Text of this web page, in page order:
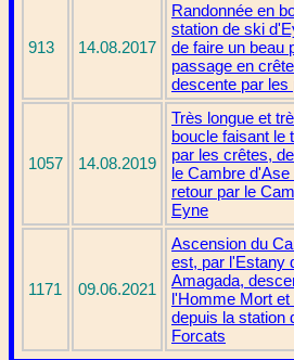
913 14.08.2017
Randonnée en
station de ski
de faire un beau
passage en
descente par
1057 14.08.2019
Très longue et
boucle faisant le
par les crêtes,
le Cambre
retour par le
Eyne
1171 09.06.2021
Ascension du
est, par l'Estany
Amagada,
l'Homme Mort et
depuis la station
Forcats